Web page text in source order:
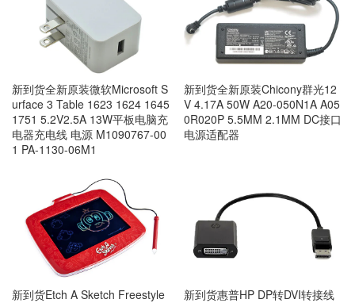
新到货全新原装微软Microsoft S
urface 3 Table 1623 1624 1645
1751 5.2V2.5A 13W平板电脑充
电器充电线 电源 M1090767-00
1 PA-1130-06M1
新到货全新原装Chicony群光12
V 4.17A 50W A20-050N1A A05
0R020P 5.5MM 2.1MM DC接口
电源适配器
新到货Etch A Sketch Freestyle‎
新到货惠普HP DP转DVI转接线